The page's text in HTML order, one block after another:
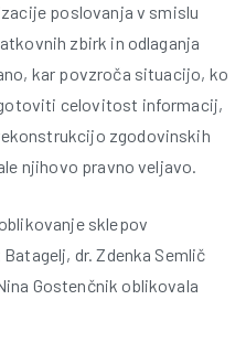
poslovanja v smislu
zbirk in odlaganja
kar povzroča situacijo, ko
celovitost informacij,
zgodovinskih
njihovo pravno veljavo.
sklepov
dr. Zdenka Semlič
Gostenčnik oblikovala